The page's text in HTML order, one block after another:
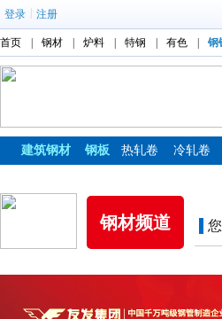
登录 注册
首页 钢材 炉料 特钢 有色 钢
建筑钢材 钢板 热轧卷 冷轧卷
钢材频道